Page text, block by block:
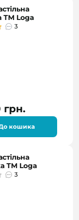
ТМ Loga
3
грн.
кошика
ТМ Loga
3